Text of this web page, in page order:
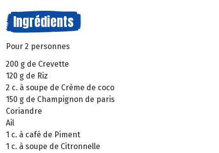
Ingrédients
Pour 2 personnes
200 g de Crevette
120 g de Riz
2 c. à soupe de Crème de coco
150 g de Champignon de paris
Coriandre
Ail
1 c. à café de Piment
1 c. à soupe de Citronnelle